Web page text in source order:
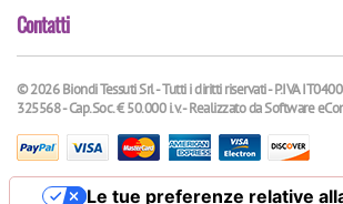
Contatti
© 2026 Biondi Tessuti Srl - Tutti i diritti riservati - P.IVA
325568 - Cap.Soc. € 50.000 i.v. - Realizzato daSoftware
Le tue preferenze relative